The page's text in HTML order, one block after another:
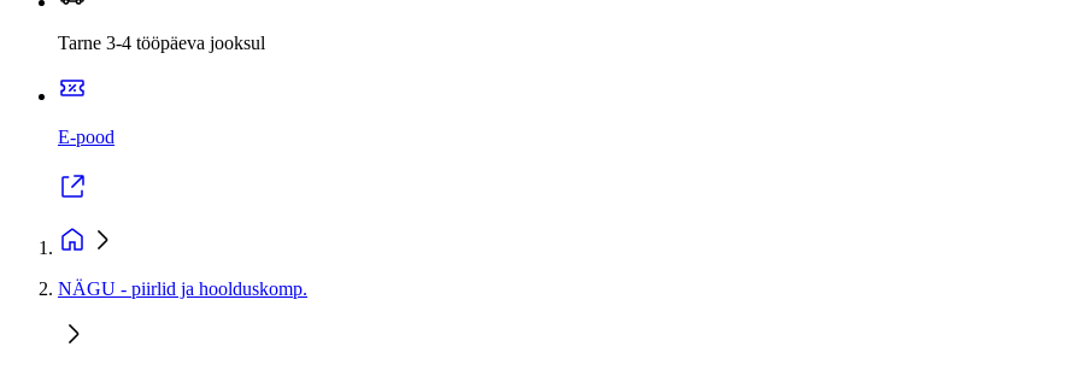
Tarne 3-4 tööpäeva jooksul
E-pood
NÄGU - piirlid ja hoolduskomp.